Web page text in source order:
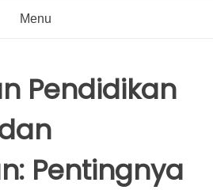
Menu
Pendidikan
Pentingnya